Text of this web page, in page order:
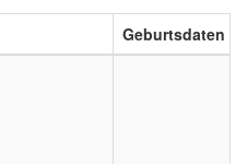
Geburtsdaten